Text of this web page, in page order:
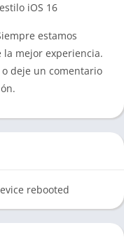
iOS 16
estamos
mejor experiencia.
deje un comentario
rebooted